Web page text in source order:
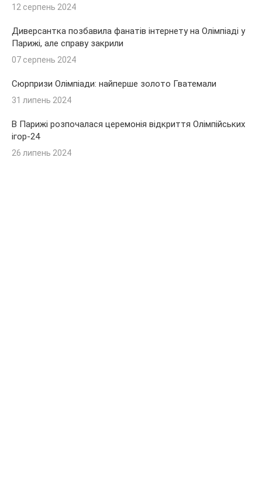
12 серпень 2024
Диверсантка позбавила фанатів інтернету на Олімпіаді у
Парижі, але справу закрили
07 серпень 2024
Сюрпризи Олімпіади: найперше золото Гватемали
31 липень 2024
В Парижі розпочалася церемонія відкриття Олімпійських
ігор-24
26 липень 2024